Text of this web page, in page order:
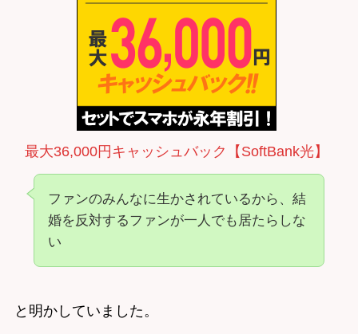
最大36,000円キャッシュバック【SoftBank光】
ファンのみんなに生かされているから、結
婚を反対するファンが一人でも居たらしな
い
と明かしていました。